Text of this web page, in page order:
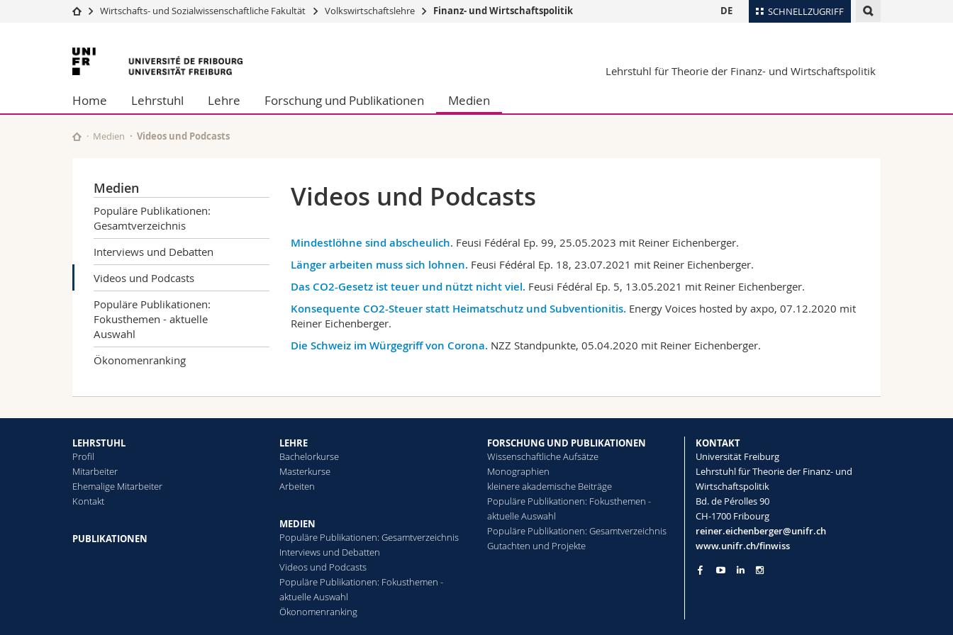
SCHNELLZUGRIFF
Universität
Studium
Forschung
Universität
Weiterbildung
Wirtschafts- und Sozialwissenschaftliche Fak.
Philosophische Fak.
Studieninteressierte
Forschende
Ortsplan
Webmail
DE
Wirtschafts- und Sozialwissenschaftliche Fakultät Volkswirtschaftslehre Finanz- und Wirtschaftspolitik
Universität
Freiburg
Lehrstuhl für Theorie der Finanz- und Wirtschaftspolitik
Home Lehrstuhl Lehre Forschung und Publikationen Medien
Medien Videos und Podcasts
Medien
Populäre Publikationen:
Gesamtverzeichnis
Interviews und Debatten
Videos und Podcasts
Populäre Publikationen:
Fokusthemen - aktuelle
Auswahl
Ökonomenranking
Videos und Podcasts
Mindestlöhne sind abscheulich. Feusi Fédéral Ep. 99, 25.05.2023 mit Reiner Eichenberger.
Länger arbeiten muss sich lohnen. Feusi Fédéral Ep. 18, 23.07.2021 mit Reiner Eichenberger.
Das CO2-Gesetz ist teuer und nützt nicht viel. Feusi Fédéral Ep. 5, 13.05.2021 mit Reiner Eichenberger.
Konsequente CO2-Steuer statt Heimatschutz und Subventionitis. Energy Voices hosted by axpo, 07.12.2020 mit
Reiner Eichenberger.
Die Schweiz im Würgegriff von Corona. NZZ Standpunkte, 05.04.2020 mit Reiner Eichenberger.
LEHRSTUHL
Profil
Mitarbeiter
Ehemalige Mitarbeiter
Kontakt
PUBLIKATIONEN
LEHRE
Bachelorkurse
Masterkurse
Arbeiten
MEDIEN
Populäre Publikationen: Gesamtverzeichnis
Interviews und Debatten
Videos und Podcasts
Populäre Publikationen: Fokusthemen -
aktuelle Auswahl
Ökonomenranking
FORSCHUNG UND PUBLIKATIONEN
Wissenschaftliche Aufsätze
Monographien
kleinere akademische Beiträge
Populäre Publikationen: Fokusthemen -
aktuelle Auswahl
Populäre Publikationen: Gesamtverzeichnis
Gutachten und Projekte
KONTAKT
Universität Freiburg
Lehrstuhl für Theorie der Finanz- und
Wirtschaftspolitik
Bd. de Pérolles 90
CH-1700 Fribourg
reiner.eichenberger@unifr.ch
www.unifr.ch/finwiss